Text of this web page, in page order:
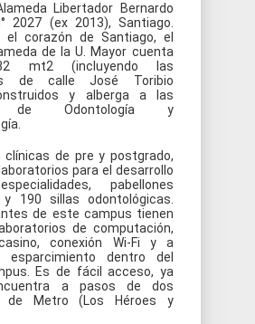
Libertador Bernardo
2027 (ex 2013), Santiago.
el corazón de Santiago, el
de la U. Mayor cuenta
mt2 (incluyendo las
de calle José Toribio
y alberga a las
de Odontología y
clínicas de pre y postgrado,
para el desarrollo
pabellones
y 190 sillas odontológicas.
de este campus tienen
de computación,
conexión Wi-Fi y a
esparcimiento dentro del
Es de fácil acceso, ya
a pasos de dos
de Metro (Los Héroes y